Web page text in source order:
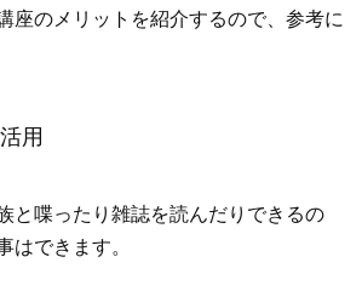
座のメリットを紹介するので、参考に
用
と喋ったり雑誌を読んだりできるの
はできます。